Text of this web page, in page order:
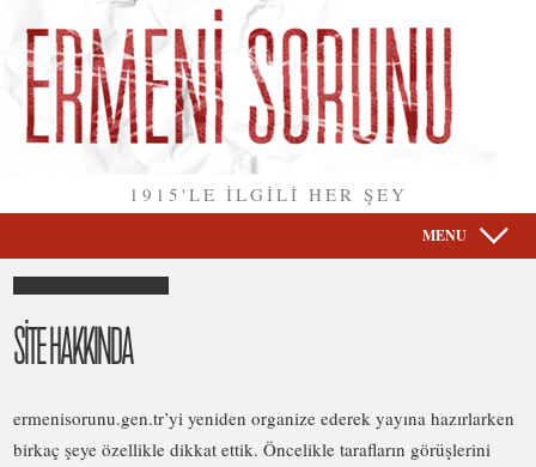
1915'LE İLGİLİ HER ŞEY
MENU
SİTE HAKKINDA
ermenisorunu.gen.tr’yi yeniden organize ederek yayına hazırlarken
birkaç şeye özellikle dikkat ettik. Öncelikle tarafların görüşlerini